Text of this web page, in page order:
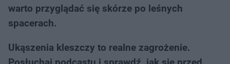
warto przyglądać się skórze po leśnych
spacerach.
Ukąszenia kleszczy to realne zagrożenie.